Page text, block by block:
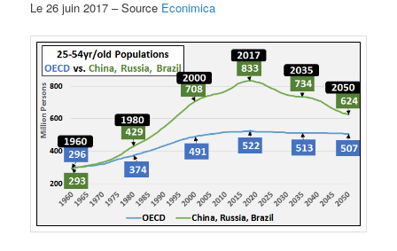
Le 26 juin 2017 – Source Econimica